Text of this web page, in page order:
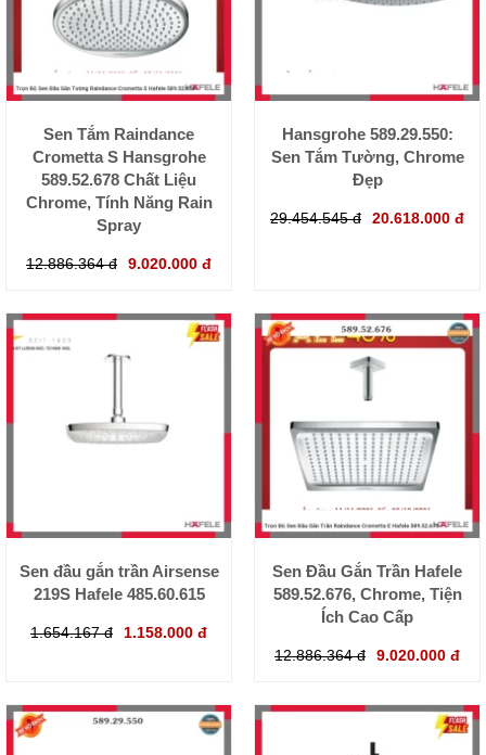
Sen Tắm Raindance
Crometta S Hansgrohe
589.52.678 Chất Liệu
Chrome, Tính Năng Rain
Spray
12.886.364 đ 9.020.000 đ
Hansgrohe 589.29.550:
Sen Tắm Tường, Chrome
Đẹp
29.454.545 đ 20.618.000 đ
Sen đầu gắn trần Airsense
219S Hafele 485.60.615
1.654.167 đ 1.158.000 đ
Sen Đầu Gắn Trần Hafele
589.52.676, Chrome, Tiện
Ích Cao Cấp
12.886.364 đ 9.020.000 đ